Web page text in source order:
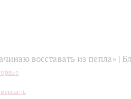
восставать из пепла» |